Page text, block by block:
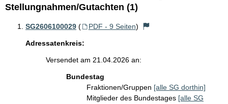
Stellungnahmen/Gutachten (1)
SG2606100029 ( PDF - 9 Seiten)
Adressatenkreis:
Versendet am 21.04.2026 an:
Bundestag
Fraktionen/Gruppen [alle SG dorthin]
Mitglieder des Bundestages [alle SG